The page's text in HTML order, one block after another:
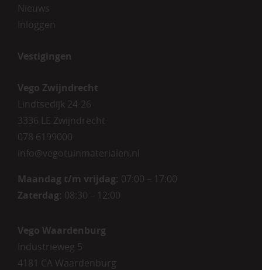
Nieuws
Inloggen
Vestigingen
Vego Zwijndrecht
Lindtsedijk 24-26
3336 LE Zwijndrecht
078 6199000
info@vegotuinmaterialen.nl
Maandag t/m vrijdag: 07:00 – 17:00
Zaterdag: 08:30 – 12:00
Vego Waardenburg
Industrieweg 5
4181 CA Waardenburg